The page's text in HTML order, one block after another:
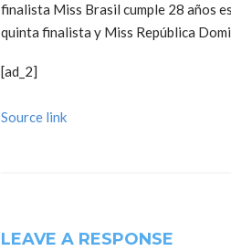
finalista Miss Brasil cumple 28 años
quinta finalista y Miss República
[ad_2]
Source link
LEAVE A RESPONSE